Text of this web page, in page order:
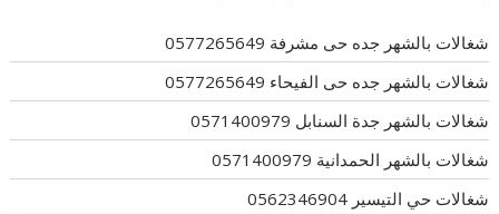
شغالات بالشهر جده حى مشرفة 0577265649
شغالات بالشهر جده حى الفيحاء 0577265649
شغالات بالشهر جدة السنابل 0571400979
شغالات بالشهر الحمدانية 0571400979
شغالات حي التيسير 0562346904